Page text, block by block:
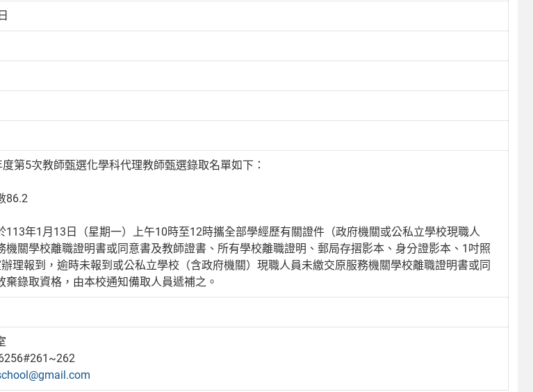
第5次教師甄選化學科代理教師甄選錄取名單如下：
86.2
113年1月13日（星期一）上午10時至12時攜全部學經歷有關證件（政府機關或公私立學校現職人
機關學校離職證明書或同意書及教師證書、所有學校離職證明、郵局存摺影本、身分證影本、1吋照
理報到，逾時未報到或公私立學校（含政府機關）現職人員未繳交原服務機關學校離職證明書或同
棄錄取資格，由本校通知備取人員遞補之。